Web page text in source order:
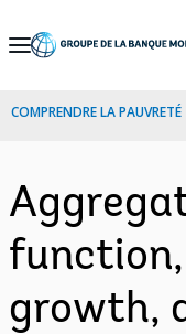
Skip
Navigation
COMPRENDRE LA PAUVRETÉ
growth,